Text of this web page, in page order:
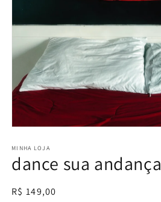
1
na
janela
MINHA LOJA
dance sua andança
Preço
R$ 149,00